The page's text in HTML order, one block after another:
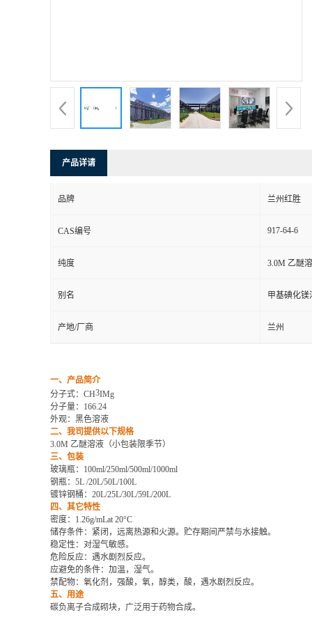
产品详请
品牌 兰州红胜
CAS编号 917-64-6
纯度 3.0M 乙醚
别名 甲基碘化镁
产地/厂商 兰州
一、产品简介
分子式： CH3IMg
分子量： 166.24
外观：黑色溶液
二、我司提供以下规格
3.0M 乙醚溶液（小包装限季节）
三、包装
玻璃瓶： 100ml/250ml/500ml/1000ml
钢瓶： 5L /20L/50L/100L
镀锌钢桶： 20L/25L/30L/59L/200L
四、其它特性
密度： 1.26g/mLat 20°C
储存条件：紧闭，远离热源和火源。贮存期间严禁与水接触。
稳定性：对湿气敏感。
危险反应：遇水剧烈反应。
应避免的条件：加温，湿气。
禁配物：氧化剂，强酸，氧，醇类，酸，遇水剧烈反应。
五、用途
碳负离子合成砌块，广泛用于药物合成。